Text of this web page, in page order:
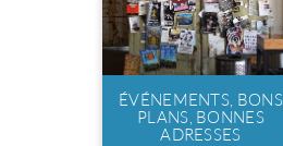
ÉVÉNEMENTS, BONS
PLANS, BONNES
ADRESSES